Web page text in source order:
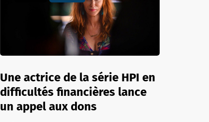
Une actrice de la série HPI en
difficultés financières lance
un appel aux dons